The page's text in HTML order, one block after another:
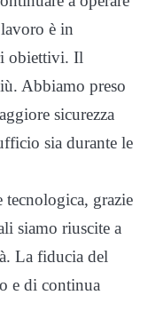
è in
obiettivi. Il
Abbiamo preso
sicurezza
sia durante le
tecnologica, grazie
siamo riuscite a
La fiducia del
e di continua